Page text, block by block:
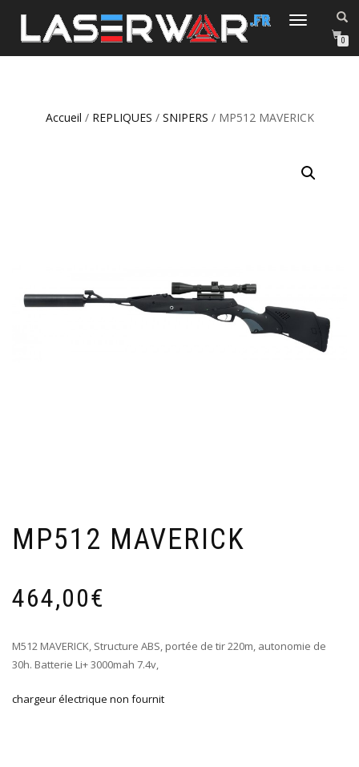
DÉPLIER/REPLIER
0
Accueil / REPLIQUES / SNIPERS / MP512 MAVERICK
MP512 MAVERICK
464,00€
M512 MAVERICK, Structure ABS, portée de tir 220m, autonomie de
30h. Batterie Li+ 3000mah 7.4v,
chargeur électrique non fournit